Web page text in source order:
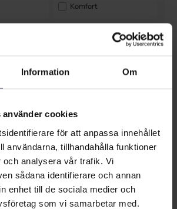
Information Om
använder cookies
för att anpassa innehållet
användarna, tillhandahålla funktioner
och analysera vår trafik. Vi
sådana identifierare och annan
enhet till de sociala medier och
som vi samarbetar med.
Komfort
* Inmatning saknas *
silver
* Inmatning saknas *